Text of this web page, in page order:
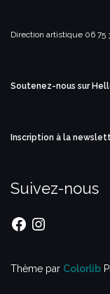
Direction artistique 06 75
Soutenez-nous sur
Inscription à la
Suivez-nous
FacebookInstagram
Thème par Colorlib